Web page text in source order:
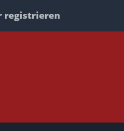
registrieren